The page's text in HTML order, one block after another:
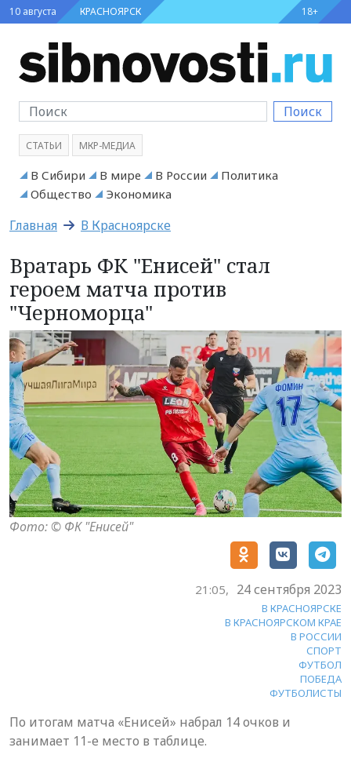
10 августа КРАСНОЯРСК 18+
Поиск
СТАТЬИ МКР-МЕДИА
В Сибири В мире В России
Политика
Общество
Экономика
Главная В Красноярске
Вратарь ФК "Енисей" стал
героем матча против
"Черноморца"
Фото: © ФК "Енисей"
21:05, 24 сентября 2023
В КРАСНОЯРСКЕ
В КРАСНОЯРСКОМ КРАЕ
В РОССИИ
СПОРТ
ФУТБОЛ
ПОБЕДА
ФУТБОЛИСТЫ
По итогам матча «Енисей» набрал 14 очков и
занимает 11-е место в таблице.